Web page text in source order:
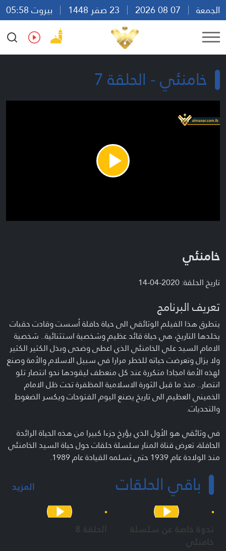
الجمعة
بيروت 05:58
Ar
En Fr Es
خامنئي - الحلقة 7
Play
Video
خامنئي
تاريخ الحلقة: 2020-04-14
تعريف البرنامج
يتطرق هذا الفيلم الوثائقي الى حياة حافلة أسست وقادت حقبات
يخلدها التاريخ، هي حياة قائد عظيم وشخصية استثنائية.. شخصية
الامام السيد علي الخامنئي الذي اعطى وضحى وبذل الكثير الكثير
ولا يزال وتعرضت حياته للخطر مرارا في سبيل الاسلام والأمة وصنع
لهذه الأمة امجادا متكررة عند كل منعطف ليقودها نحو انتصار تلو
انتصار.. منذ ما قبل الثورة الاسلامية المظفرة تحت ظل الامام
الخميني العظيم الى تاريخ يصنع اليوم الفتوحات ويكسر الضغوط
والتحديات.
في وثائقي هو الأول الذي يؤرخ جزءا كبيرا من هذه الحياة الرائدة
الحافلة، تعرض قناة المنار سلسلة حلقات حول حياة السيد الخامنئي
منذ الولادة عام 1939 حتى تسلمه القيادة عام 1989.
الوثائقي “خامنئي” من انتاج المنار نتاج جهد كبير وطويل يكشف
خبايا عن خمسين عاما من حياة الامام الخامنئي بما فيها من ميزات
وابرز المنعطفات والاحداث، لتعطينا دروسا وفخرا واندفاعة اضافية،
مقرّين في الوقت نفسه ان هذه السيرة يبقى في اسرارها الكثير
ايضا وان التوصيف يعجز عن ايفاء هذا الامام جزءا بسيطا من ميزاته.
باقي الحلقات المزيد
ندوة خاصة عن سلسلة
خامنئي
الحلقة 8